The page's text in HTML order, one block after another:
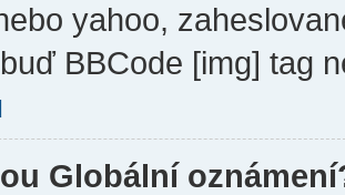
yahoo,
BBCode [img] tag
Globální